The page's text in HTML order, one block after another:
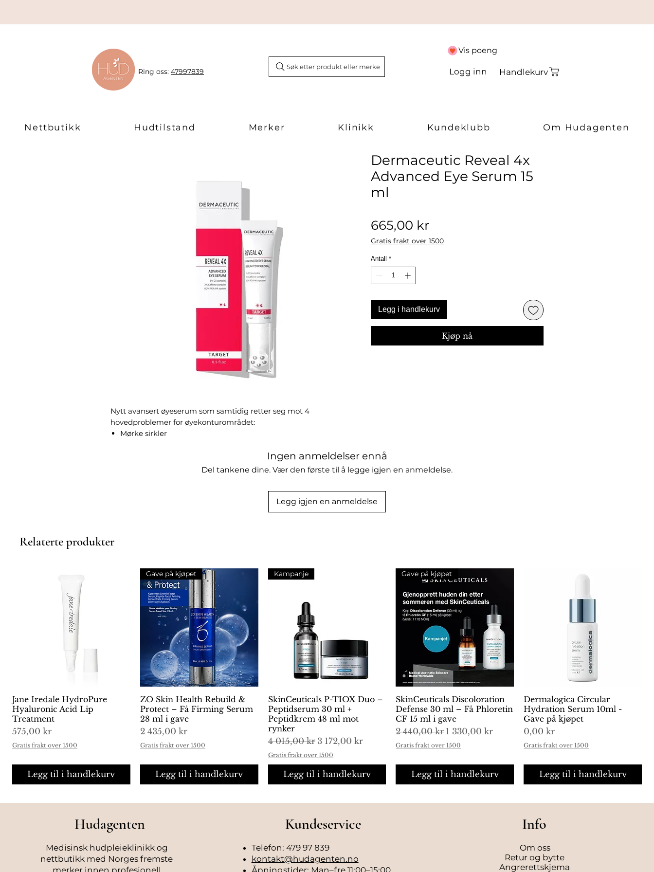
Ring oss: 47997839
Søk etter produkt eller merke
Vis poeng
Logg inn Handlekurv
Nettbutikk Hudtilstand Merker Klinikk Kundeklubb Om Hudagenten
Nytt avansert øyeserum som samtidig retter seg mot 4
hovedproblemer for øyekonturområdet:
Mørke sirkler
kombinert med en ZAMAC-applikator, virker på mikrosirkulasjon,
vannretensjon og pigmentering i dette delikate området.
Dermaceutic Reveal 4x
Advanced Eye Serum 15
ml
665,00 krPris
Gratis frakt over 1500
Antall *
Legg i handlekurv
Kjøp nå
Ingen anmeldelser ennå
Del tankene dine. Vær den første til å legge igjen en anmeldelse.
Legg igjen en anmeldelse
Relaterte produkter
Hurtigvisning
Jane Iredale HydroPure
Hyaluronic Acid Lip
Treatment
Pris
575,00 kr
Gratis frakt over 1500
Legg til i handlekurv
Hurtigvisning
Gave på kjøpet
ZO Skin Health Rebuild &
Protect – Få Firming Serum
28 ml i gave
Pris
2 435,00 kr
Gratis frakt over 1500
Legg til i handlekurv
Hurtigvisning
Kampanje
SkinCeuticals P-TIOX Duo –
Peptidserum 30 ml +
Peptidkrem 48 ml mot
rynker
Vanlig pris
4 015,00 kr Salgspris
3 172,00 kr
Gratis frakt over 1500
Legg til i handlekurv
Hurtigvisning
Gave på kjøpet
SkinCeuticals Discoloration
Defense 30 ml – Få Phloretin
CF 15 ml i gave
Vanlig pris
2 440,00 kr Salgspris
1 330,00 kr
Gratis frakt over 1500
Legg til i handlekurv
Hurtigvisning
Dermalogica Circular
Hydration Serum 10ml -
Gave på kjøpet
Pris
0,00 kr
Gratis frakt over 1500
Legg til i handlekurv
Hudagenten
Medisinsk hudpleieklinikk og
nettbutikk med Norges fremste
merker innen profesjonell
Kundeservice
Telefon: 479 97 839
kontakt@hudagenten.no
Åpningstider: Man–fre 11:00–15:00
Info
Om oss
Retur og bytte
Angrerettskjema